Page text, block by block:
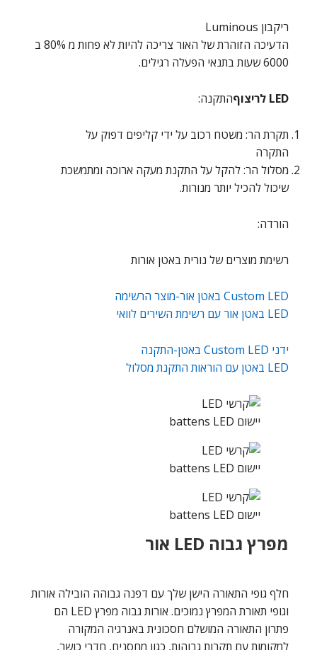
ריקבון Luminous
הדעיכה הזוהרת של האור צריכה להיות לא פחות מ 80% ב
6000 שעות בתנאי הפעלה רגילים.
LED לריצוף התקנה:
תקרת הר: משטח רכוב על ידי קליפים דפוק על
התקרה
מסלול הר: להקל על התקנת מעקה ארוכה ומתמשכת
שיכול להכיל יותר מנורות.
הורדה:
רשימת מוצרים של נורית באטן אורות
Custom LED באטן אור-מוצר הרשימה
LED באטן אור עם רשימת השירים לוואי
ידני Custom LED באטן-התקנה
LED באטן עם הוראות התקנת מסלול
יישום battens LED
יישום battens LED
יישום battens LED
מפרץ גבוה LED אור
חלף גופי התאורה הישן שלך עם דפנה גבוהה הובילה אורות
וגופי תאורת המפרץ נמוכים. אורות גבוה מפרץ LED הם
פתרון התאורה המושלם חסכונית באנרגיה המקורה
למקומות עם תקרות גבוהות, כגון מחסנים, חדרי כושר,